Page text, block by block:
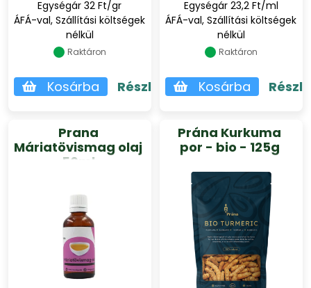
Egységár 32 Ft/gr
ÁFÁ-val, Szállítási költségek
nélkül
Raktáron
Kosárba Részletek
Egységár 23,2 Ft/ml
ÁFÁ-val, Szállítási költségek
nélkül
Raktáron
Kosárba
Prana
Máriatövismag olaj
50ml
Prána Kurkuma
por - bio - 125g